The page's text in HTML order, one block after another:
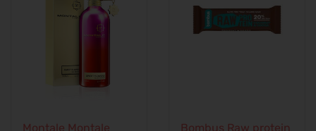
Montale Montale
Bombus Raw protein